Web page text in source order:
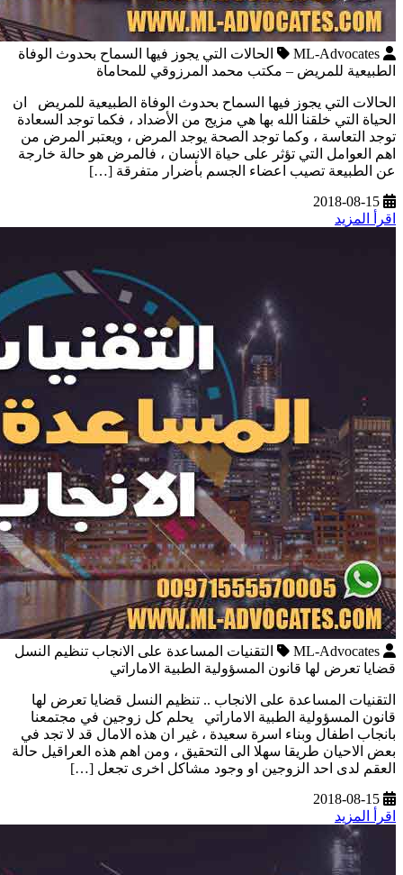
ML-Advocates
الحالات التي يجوز فيها السماح بحدوث الوفاة
الطبيعية للمريض – مكتب محمد المرزوقي للمحاماة
الحالات التي يجوز فيها السماح بحدوث الوفاة الطبيعية للمريض ان
الحياة التي خلقنا الله بها هي مزيج من الأضداد ، فكما توجد السعادة
توجد التعاسة ، وكما توجد الصحة يوجد المرض ، ويعتبر المرض من
اهم العوامل التي تؤثر على حياة الانسان ، فالمرض هو حالة خارجة
عن الطبيعة تصيب اعضاء الجسم بأضرار متفرقة […]
2018-08-15
اقرأ المزيد
ML-Advocates
التقنيات المساعدة على الانجاب تنظيم النسل
قضايا تعرض لها قانون المسؤولية الطبية الاماراتي
التقنيات المساعدة على الانجاب .. تنظيم النسل قضايا تعرض لها
قانون المسؤولية الطبية الاماراتي يحلم كل زوجين في مجتمعنا
بانجاب اطفال وبناء اسرة سعيدة ، غير ان هذه الامال قد لا تجد في
بعض الاحيان طريقا سهلا الى التحقيق ، ومن اهم هذه العراقيل حالة
العقم لدى احد الزوجين او وجود مشاكل اخرى تجعل […]
2018-08-15
اقرأ المزيد